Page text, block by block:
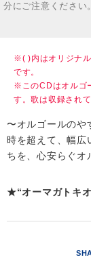
分にご注意ください。
※( )内はオリジナル
です。
※このCDはオルゴ
す。歌は収録されて
〜オルゴールのや
時を超えて、幅広
ちを、心安らぐオ
★“オーマガトキ